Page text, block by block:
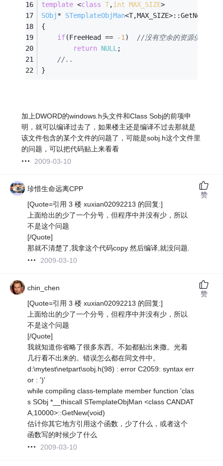
template <class T,int MAX_SIZE>
SObj* STemplateObjMan<T,MAX_SIZE>::GetNew()
{
if(FreeHead == -1) //没有空余的资源供使用，
return NULL;
//..
}
加上DWORD的windows.h头文件和Class Sobj的前项申
明，就可以编译过去了，如果楼主还是编译不过去那就是
该文件包含的某个文件的问题了，可能是sobj.h这个文件里
的问题，可以把代码贴上来看看
2009-03-10
珍惜生命远离CPP
[Quote=引用 3 楼 xuxian02092213 的回复:]
上面给出的少了一个分号，但程序中并没有少，所以
不是这个问题
[/Quote]
那就不清楚了,我拿这个代码copy 然后编译,就没问题.
2009-03-10
赞
chin_chen
[Quote=引用 3 楼 xuxian02092213 的回复:]
上面给出的少了一个分号，但程序中并没有少，所以
不是这个问题
[/Quote]
我就知道你省略了很多东西。不如都贴出来撒。光着
几行看不出来的。错误怎么都在同文件中。
d:\mytest\netpart\sobj.h(98) : error C2059: syntax err
or : ')'
while compiling class-template member function 'clas
s SObj *__thiscall STemplateObjMan <class CANDAT
A,10000>::GetNew(void)
估计你其它地方引用这个函数，少了什么，或者这个
函数写的时候少了什么
2009-03-10
赞